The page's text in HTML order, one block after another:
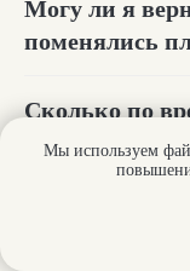
Могу ли я
поменялись
Сколько по
аэропорта?
Если ли
Мы используем